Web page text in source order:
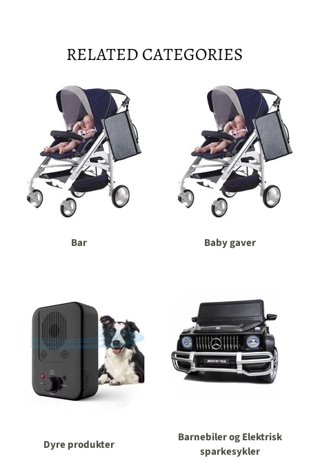
RELATED CATEGORIES
Bar Baby gaver
Dyre produkter
Barnebiler og Elektrisk
sparkesykler